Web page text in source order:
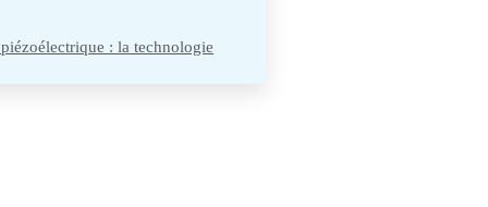
: la technologie